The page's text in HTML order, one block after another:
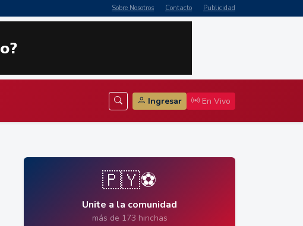
Sobre Nosotros Contacto Publicidad
Ingresar En Vivo
🇵🇾⚽
Unite a la comunidad
más de 173 hinchas